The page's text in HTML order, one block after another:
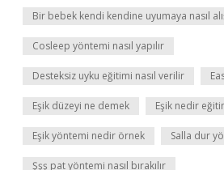
Bir bebek kendi kendine uyumaya nasıl
Cosleep yöntemi nasıl yapılır
Desteksiz uyku eğitimi nasıl verilir
Eşik düzeyi ne demek Eşik nedir
Eşik yöntemi nedir örnek Salla dur
Şşş pat yöntemi nasıl bırakılır